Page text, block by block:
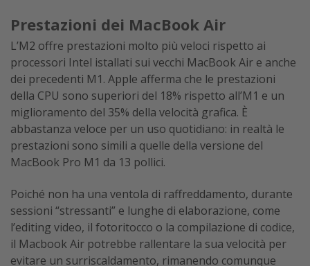
Prestazioni dei MacBook Air
L’M2 offre prestazioni molto più veloci rispetto ai
processori Intel istallati sui vecchi MacBook Air e anche
dei precedenti M1. Apple afferma che le prestazioni
della CPU sono superiori del 18% rispetto all’M1 e un
miglioramento del 35% della velocità grafica. È
abbastanza veloce per un uso quotidiano: in realtà le
prestazioni sono simili a quelle della versione del
MacBook Pro M1 da 13 pollici.
Poiché non ha una ventola di raffreddamento, durante
sessioni “stressanti” e lunghe di elaborazione, come
l’editing video, il fotoritocco o la compilazione di codice,
il Macbook Air potrebbe rallentare la sua velocità per
evitare un surriscaldamento, rimanendo comunque